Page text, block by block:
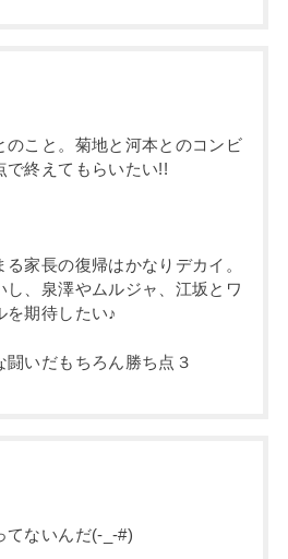
のこと。菊地と河本とのコンビ
で終えてもらいたい!!
家長の復帰はかなりデカイ。
し、泉澤やムルジャ、江坂とワ
を期待したい♪
いだもちろん勝ち点３
てないんだ(-_-#)